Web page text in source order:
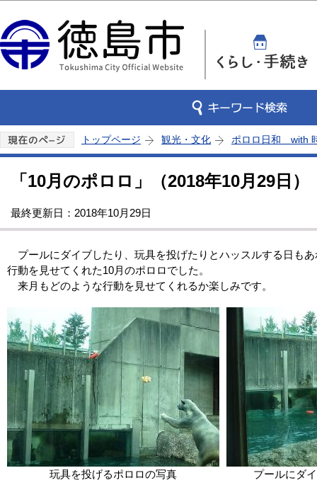
トップページ 観光・文化 ポロロ日和 with
「10月のポロロ」（2018年10月29日）
最終更新日：2018年10月29日
プールにダイブしたり、玩具を投げたりとハッスルする日も
行動を見せてくれた10月のポロロでした。
来月もどのような行動を見せてくれるか楽しみです。
玩具を投げるポロロの写真 プールにダ